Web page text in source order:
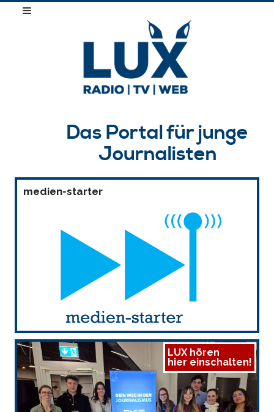
Das Portal für junge
Journalisten
medien-starter
LUX hören
hier einschalten!